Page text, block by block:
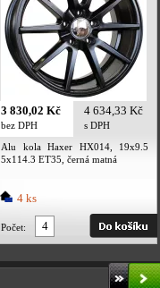
3 830,02 Kč
bez DPH
4 634,33 Kč
s DPH
Alu kola Haxer HX014, 19x9.5
5x114.3 ET35, černá matná
4 ks
Počet: